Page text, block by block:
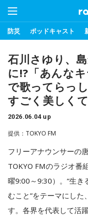
防災 ポッドキャスト
石川さゆり、
に!?「あんな
で歌ってらっ
すごく美しくて
2026.06.04 up
提供：TOKYO FM
フリーアナウンサーの
TOKYO FMのラジオ番
曜9:00～9:30）。“生き
むこと”をテーマにし
す。各界を代表して活